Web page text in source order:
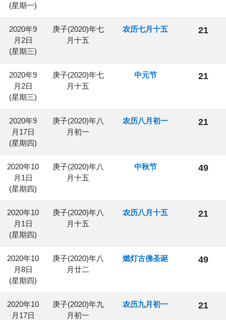
(星期一)
2020年9
月2日
(星期三)
庚子(2020)年七
月十五
农历七月十五 21
2020年9
月2日
(星期三)
庚子(2020)年七
月十五
中元节 21
2020年9
月17日
(星期四)
庚子(2020)年八
月初一
农历八月初一 21
2020年10
月1日
(星期四)
庚子(2020)年八
月十五
中秋节 49
2020年10
月1日
(星期四)
庚子(2020)年八
月十五
农历八月十五 21
2020年10
月8日
(星期四)
庚子(2020)年八
月廿二
燃灯古佛圣诞 49
2020年10
月17日
庚子(2020)年九
月初一
农历九月初一 21